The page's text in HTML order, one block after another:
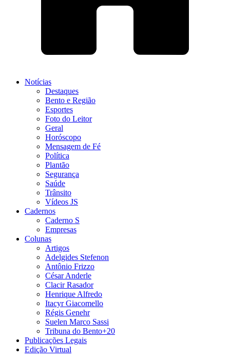
Notícias
Destaques
Bento e Região
Esportes
Foto do Leitor
Geral
Horóscopo
Mensagem de Fé
Política
Plantão
Segurança
Saúde
Trânsito
Vídeos JS
Cadernos
Caderno S
Empresas
Colunas
Artigos
Adelgides Stefenon
Antônio Frizzo
César Anderle
Clacir Rasador
Henrique Alfredo
Itacyr Giacomello
Régis Genehr
Suelen Marco Sassi
Tribuna do Bento+20
Publicações Legais
Edição Virtual